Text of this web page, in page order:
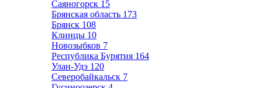
Саяногорск 15
Брянская область 173
Брянск 108
Клинцы 10
Новозыбков 7
Республика Бурятия 164
Улан-Удэ 120
Северобайкальск 7